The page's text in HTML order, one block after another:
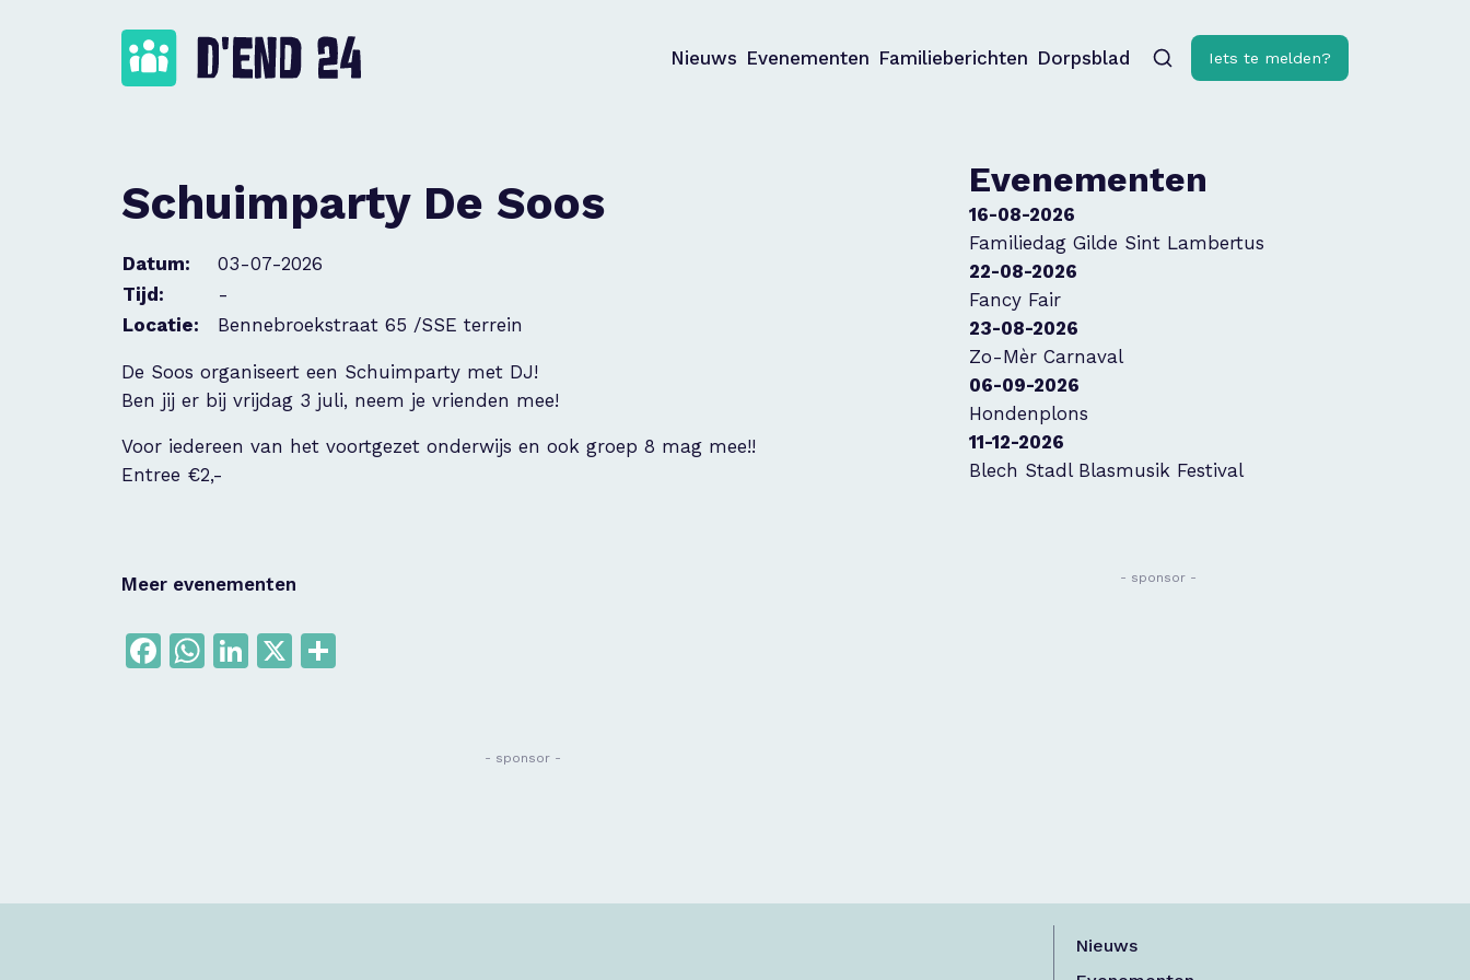
Nieuws Evenementen Familieberichten Dorpsblad Iets te melden?
Schuimparty De Soos
Datum:
03-07-2026
Tijd:
-
Locatie:
Bennebroekstraat 65 /SSE terrein
De Soos organiseert een Schuimparty met DJ!
Ben jij er bij vrijdag 3 juli, neem je vrienden mee!
Voor iedereen van het voortgezet onderwijs en ook groep 8 mag mee!!
Entree €2,-
Meer evenementen
Facebook
WhatsApp
LinkedIn
X
- sponsor -
Evenementen
16-08-2026
Familiedag Gilde Sint Lambertus
22-08-2026
Fancy Fair
23-08-2026
Zo-Mèr Carnaval
06-09-2026
Hondenplons
11-12-2026
Blech Stadl Blasmusik Festival
- sponsor -
Nieuws